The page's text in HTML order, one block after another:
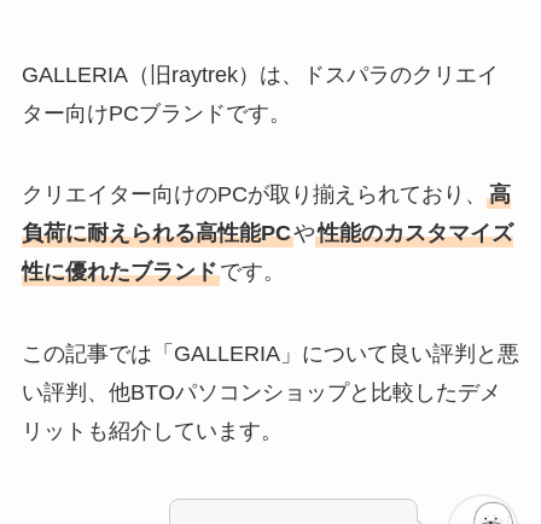
GALLERIA（旧raytrek）は、ドスパラのクリエイ
ター向けPCブランドです。
クリエイター向けのPCが取り揃えられており、 高
負荷に耐えられる高性能PCや性能のカスタマイズ
性に優れたブランドです。
この記事では「GALLERIA」について良い評判と悪
い評判、他BTOパソコンショップと比較したデメ
リットも紹介しています。